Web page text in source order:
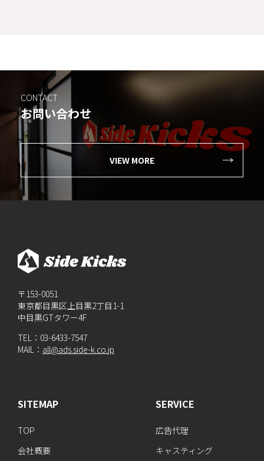
CONTACT
お問い合わせ
VIEW MORE
〒153-0051
東京都目黒区上目黒2丁目1-1
中目黒GTタワー4F
TEL： 03-6433-7547
MAIL： all@ads.side-k.co.jp
SITEMAP
TOP
会社概要
SERVICE
広告代理
キャスティング